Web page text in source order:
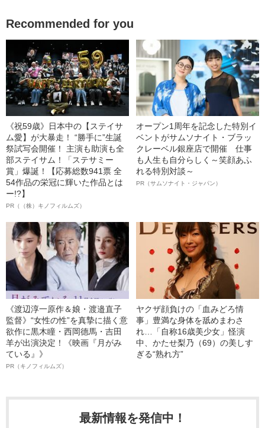
Recommended for you
《祝59歳》日本中の【ステイサ
ム愛】が大暴走！ “勝手に”生誕
祭試写会開催！ 主演も助演も全
部ステイサム！「ステサミー
賞」爆誕！【応募総数941票 全
54作品の栄冠に輝いた作品とは
ー!?】
PR（（株）キノフィルムズ）
オープン1周年を記念した特別イ
ベントがサムソナイト・ブラッ
クレーベル銀座店で開催 仕事
も人生も自分らしく～笑顔あふ
れる特別対談～
PR（サムソナイト・ジャパン）
《渡辺淳一原作＆娘・渡邉直子
監督》“女性の性”を真摯に描く意
欲作に黒木瞳・西岡德馬・吉田
羊が出演決定！《映画『月がみ
ている』》
PR（キノフィルムズ）
ヤクザ顔負けの「血みどろ情
事」豊満な身体を舐めまわさ
れ…「自称16歳美少女」怪演
中、かたせ梨乃（69）の美しす
ぎる“熟れ方”
最新情報を発信中！